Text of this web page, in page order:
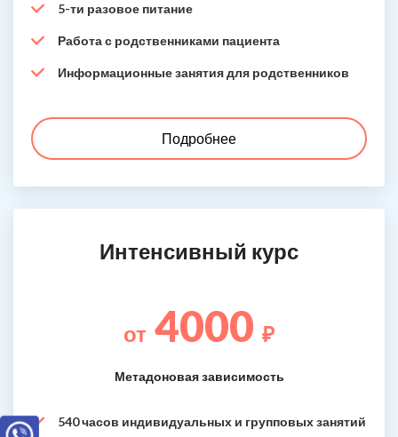
5-ти разовое питание
Работа с родственниками пациента
Информационные занятия для родственников
Подробнее
Интенсивный курс
от 4000 ₽
Метадоновая зависимость
540 часов индивидуальных и групповых занятий